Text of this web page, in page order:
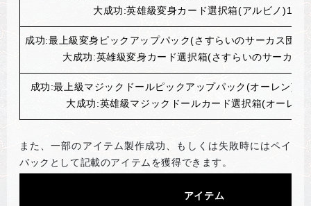
大成功:英雄級変身カード選択箱(アルビノ)1個
成功:最上級変身ピックアップパック(さすらいのサーカス団) (
大成功:英雄級変身カード選択箱(さすらいのサーカス
成功:最上級マジックドールピックアップパック(オーレン) (
大成功:英雄級マジックドールカード選択箱(オーレン
また、一部のアイテム製作成功、もしくは失敗時にはペイ
バックとして記載のアイテムを獲得できます。
アイテム